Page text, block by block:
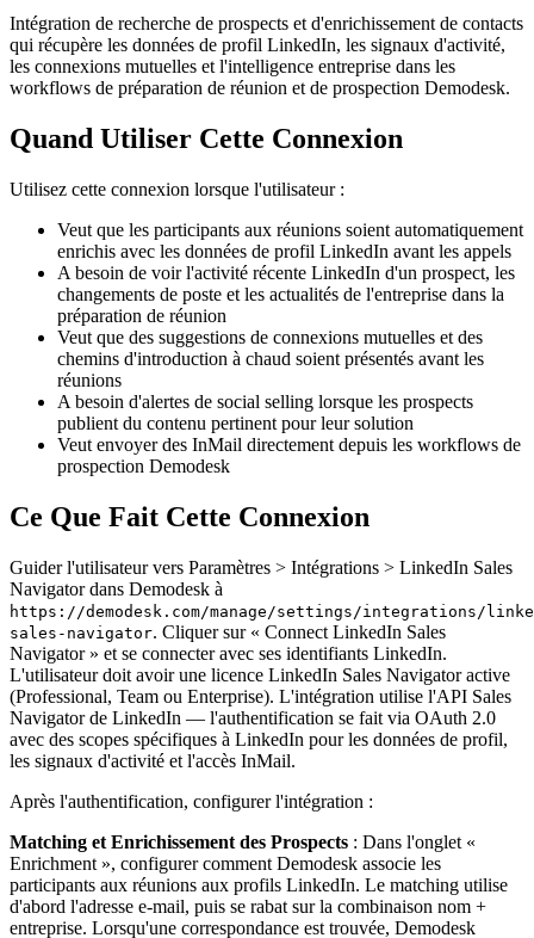
Intégration de recherche de prospects et d'enrichissement de contacts
qui récupère les données de profil LinkedIn, les signaux d'activité,
les connexions mutuelles et l'intelligence entreprise dans les
workflows de préparation de réunion et de prospection Demodesk.
Quand Utiliser Cette Connexion
Utilisez cette connexion lorsque l'utilisateur :
Veut que les participants aux réunions soient automatiquement
enrichis avec les données de profil LinkedIn avant les appels
A besoin de voir l'activité récente LinkedIn d'un prospect, les
changements de poste et les actualités de l'entreprise dans la
préparation de réunion
Veut que des suggestions de connexions mutuelles et des
chemins d'introduction à chaud soient présentés avant les
réunions
A besoin d'alertes de social selling lorsque les prospects
publient du contenu pertinent pour leur solution
Veut envoyer des InMail directement depuis les workflows de
prospection Demodesk
Ce Que Fait Cette Connexion
Guider l'utilisateur vers Paramètres > Intégrations > LinkedIn Sales
Navigator dans Demodesk à
https://demodesk.com/manage/settings/integrations/
sales-navigator. Cliquer sur « Connect LinkedIn Sales
Navigator » et se connecter avec ses identifiants LinkedIn.
L'utilisateur doit avoir une licence LinkedIn Sales Navigator active
(Professional, Team ou Enterprise). L'intégration utilise l'API Sales
Navigator de LinkedIn — l'authentification se fait via OAuth 2.0
avec des scopes spécifiques à LinkedIn pour les données de profil,
les signaux d'activité et l'accès InMail.
Après l'authentification, configurer l'intégration :
Matching et Enrichissement des Prospects : Dans l'onglet «
Enrichment », configurer comment Demodesk associe les
participants aux réunions aux profils LinkedIn. Le matching utilise
d'abord l'adresse e-mail, puis se rabat sur la combinaison nom +
entreprise. Lorsqu'une correspondance est trouvée, Demodesk